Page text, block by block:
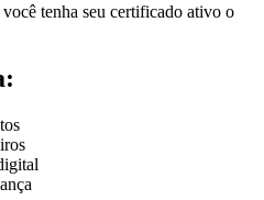
tenha seu certificado ativo o